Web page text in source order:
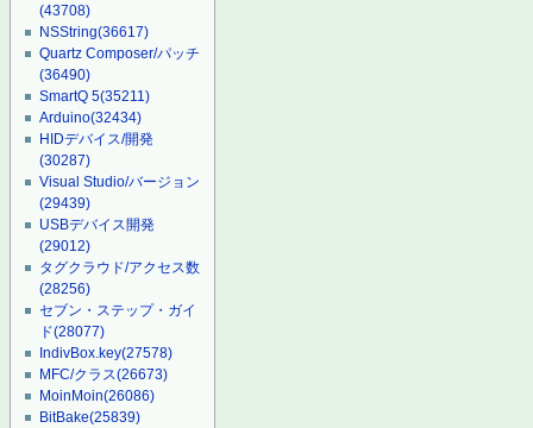
(43708)
NSString(36617)
Quartz Composer/パッチ
(36490)
SmartQ 5(35211)
Arduino(32434)
HIDデバイス/開発
(30287)
Visual Studio/バージョン
(29439)
USBデバイス開発
(29012)
タグクラウド/アクセス数
(28256)
セブン・ステップ・ガイ
ド(28077)
IndivBox.key(27578)
MFC/クラス(26673)
MoinMoin(26086)
BitBake(25839)